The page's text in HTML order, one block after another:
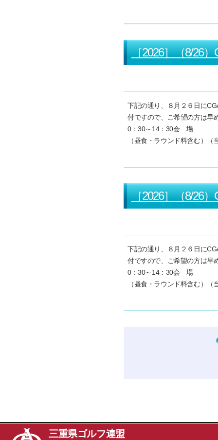
［2026］（8/26
下記の通り、８月２６日に
付ですので、ご希望の方は
0：30～14：30会 場
（昼食・ラウンド料含む）
［2026］（8/26
下記の通り、８月２６日に
付ですので、ご希望の方は
0：30～14：30会 場
（昼食・ラウンド料含む）
三重県ゴルフ連盟